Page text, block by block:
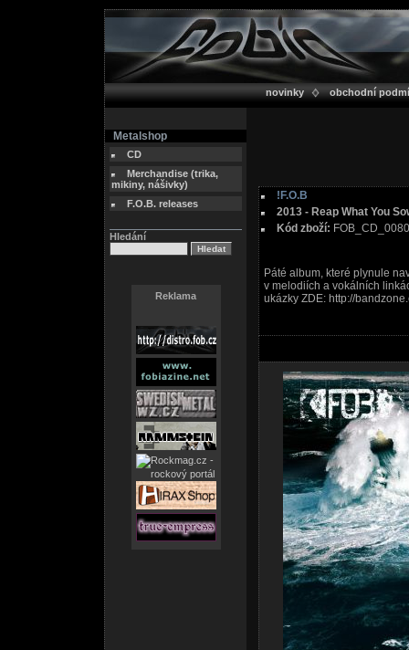
novinky obchodní
Metalshop
CD
Merchandise (trika,
mikiny, nášivky)
F.O.B. releases
Hledání
Reklama
!F.O.B
2013 - Reap What You
Kód zboží:
Páté album, které plynule
v melodiích a vokálních
ukázky ZDE: http://